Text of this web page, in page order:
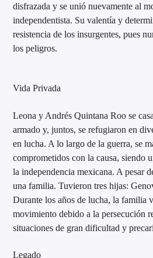
disfrazada y se unió nuevamente al
independentista. Su valentía y
resistencia de los insurgentes, pues
los peligros.
Vida Privada
Leona y Andrés Quintana Roo se
armado y, juntos, se refugiaron en
en lucha. A lo largo de la guerra, se
comprometidos con la causa, siendo
la independencia mexicana. A pesar
una familia. Tuvieron tres hijas:
Durante los años de lucha, la familia
movimiento debido a la persecución
situaciones de gran dificultad y
Legado